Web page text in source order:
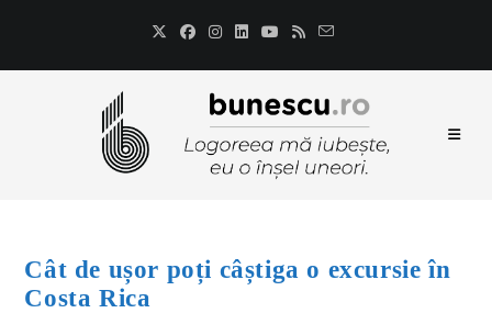
Cât de ușor poți câștiga o excursie în
Costa Rica